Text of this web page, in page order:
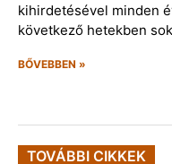
kihirdetésével minden
következő hetekben
BŐVEBBEN »
TOVÁBBI CIKKEK